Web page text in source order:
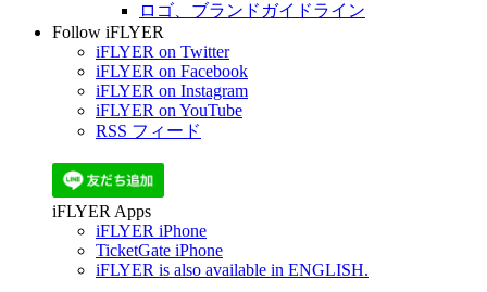
ロゴ、ブランドガイドライン
Follow iFLYER
iFLYER on Twitter
iFLYER on Facebook
iFLYER on Instagram
iFLYER on YouTube
RSS フィード
iFLYER Apps
iFLYER iPhone
TicketGate iPhone
iFLYER is also available in ENGLISH.